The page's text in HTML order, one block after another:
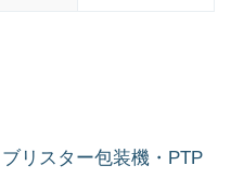
リスター包装機・PTP